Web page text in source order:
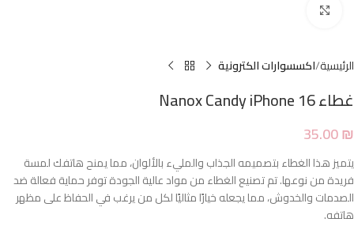
الرئيسية اكسسوارات الكترونية
غطاء Nanox Candy iPhone 16
35.00₪
يتميز هذا الغطاء بتصميمه الجذاب والمليء بالألوان، مما يمنح هاتفك لمسة
فريدة من نوعها. تم تصنيع الغطاء من مواد عالية الجودة توفر حماية فعالة ضد
الصدمات والخدوش، مما يجعله خيارًا مثاليًا لكل من يرغب في الحفاظ على مظهر
هاتفه.